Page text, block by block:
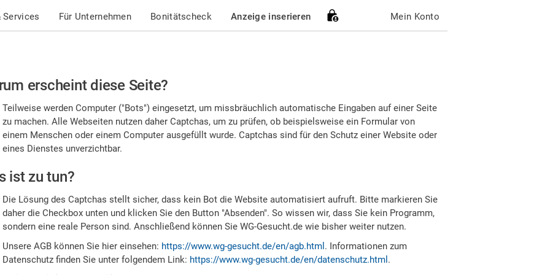
Services Für Unternehmen Bonitätscheck Anzeige inserieren Mein Konto
erscheint diese Seite?
Teilweise werden Computer ("Bots") eingesetzt, um missbräuchlich automatische Eingaben auf einer Seite
zu machen. Alle Webseiten nutzen daher Captchas, um zu prüfen, ob beispielsweise ein Formular von
einem Menschen oder einem Computer ausgefüllt wurde. Captchas sind für den Schutz einer Website oder
eines Dienstes unverzichtbar.
ist zu tun?
Die Lösung des Captchas stellt sicher, dass kein Bot die Website automatisiert aufruft. Bitte markieren Sie
daher die Checkbox unten und klicken Sie den Button "Absenden". So wissen wir, dass Sie kein Programm,
sondern eine reale Person sind. Anschließend können Sie WG-Gesucht.de wie bisher weiter nutzen.
Unsere AGB können Sie hier einsehen: https://www.wg-gesucht.de/en/agb.html . Informationen zum
Datenschutz finden Sie unter folgendem Link: https://www.wg-gesucht.de/en/datenschutz.html .